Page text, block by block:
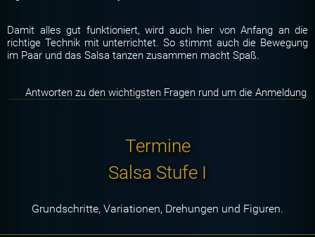
Damit alles gut funktioniert, wird auch hier von Anfang an die
richtige Technik mit unterrichtet. So stimmt auch die Bewegung
im Paar und das Salsa tanzen zusammen macht Spaß.
Antworten zu den wichtigsten Fragen rund um die Anmeldung
Termine
Salsa Stufe I
Grundschritte, Variationen, Drehungen und Figuren.